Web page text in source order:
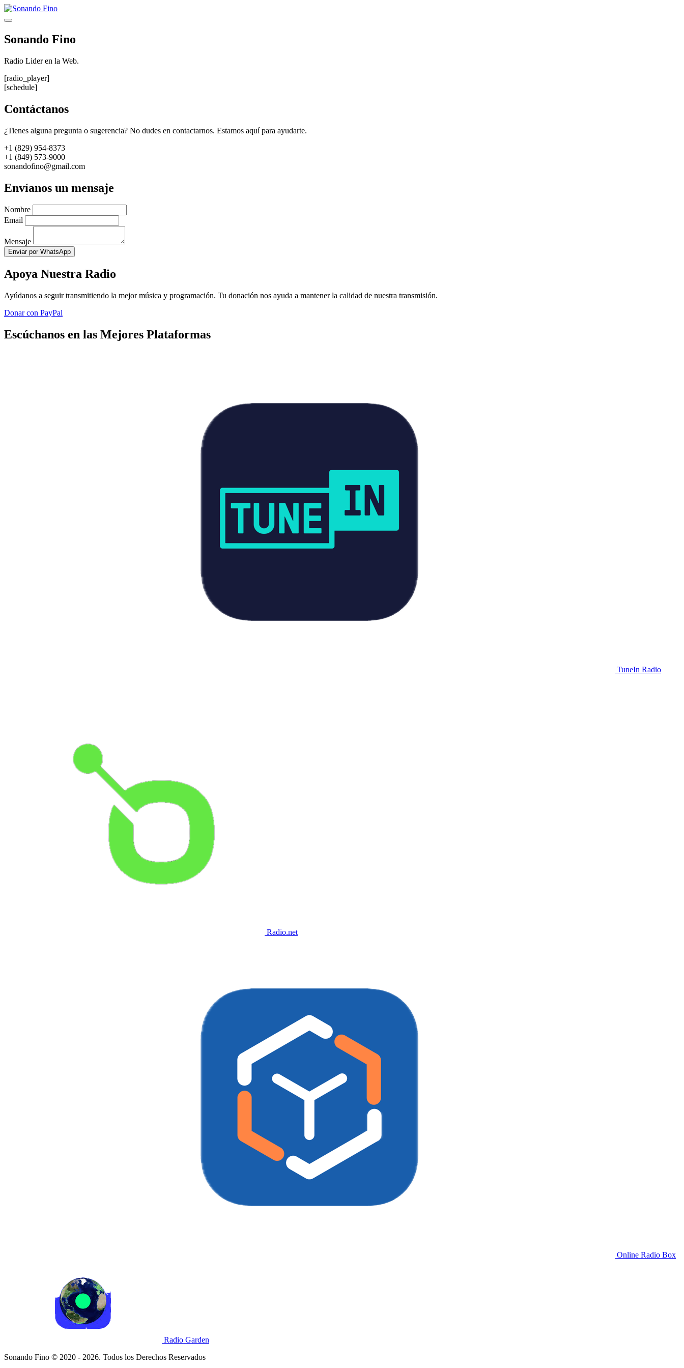
Saltar
al
Menú
Sonando Fino
Radio Lider en la Web.
[radio_player]
[schedule]
Contáctanos
¿Tienes alguna pregunta o sugerencia? No dudes en contactarnos. Estamos aquí para ayudarte.
+1 (829) 954-8373
+1 (849) 573-9000
sonandofino@gmail.com
Envíanos un mensaje
Nombre
Email
Mensaje
Enviar por WhatsApp
Apoya Nuestra Radio
Ayúdanos a seguir transmitiendo la mejor música y programación. Tu donación nos ayuda a mantener la calidad de nuestra transmisión.
Donar con PayPal
Escúchanos en las Mejores Plataformas
TuneIn Radio
Radio.net
Online Radio Box
Radio Garden
Sonando Fino © 2020 - 2026. Todos los Derechos Reservados